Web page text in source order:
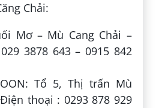
Chải:
Mơ – Mù Cang Chải –
3878 643 – 0915 842
Tổ 5, Thị trấn Mù
thoại : 0293 878 929